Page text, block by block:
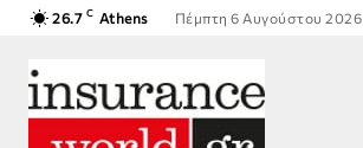
26.7 C Athens Πέμπτη 6 Αυγούστου 2026